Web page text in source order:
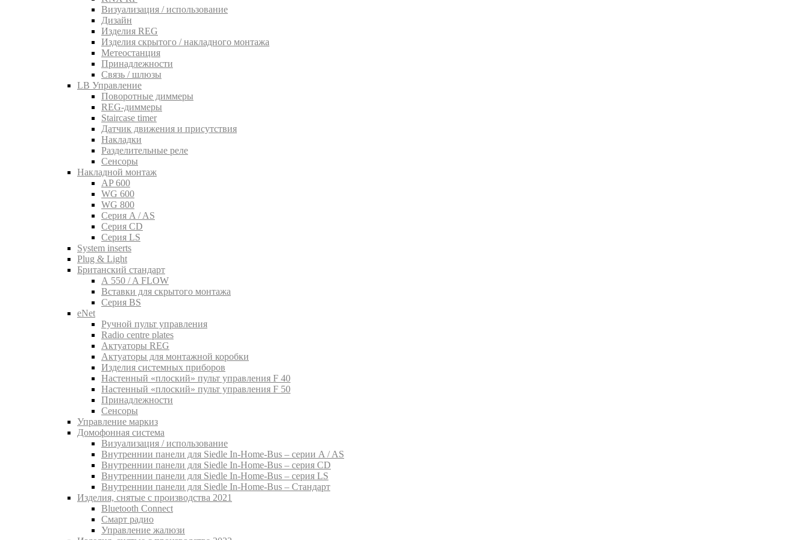
Визуализация / использование
Дизайн
Изделия REG
Изделия скрытого / накладного монтажа
Метеостанция
Принадлежности
Связь / шлюзы
LB Управление
Поворотные диммеры
REG-диммеры
Staircase timer
Датчик движения и присутствия
Накладки
Разделительные реле
Сенсоры
Накладной монтаж
AP 600
WG 600
WG 800
Серия A / AS
Серия CD
Серия LS
System inserts
Plug & Light
Британский стандарт
A 550 / A FLOW
Вставки для скрытого монтажа
Серия BS
eNet
Pучной пульт управления
Radio centre plates
Актуаторы REG
Актуаторы для монтажной коробки
Изделия системных приборов
Настенный «плоский» пульт управления F 40
Настенный «плоский» пульт управления F 50
Принадлежности
Сенсоры
Управление маркиз
Домофонная система
Визуализация / использование
Внутреннии панели для Siedle In-Home-Bus – серии A / AS
Внутреннии панели для Siedle In-Home-Bus – серия CD
Внутреннии панели для Siedle In-Home-Bus – серия LS
Внутреннии панели для Siedle In-Home-Bus – Стандарт
Изделия, снятые с производства 2021
Bluetooth Connect
Смарт радио
Управление жалюзи